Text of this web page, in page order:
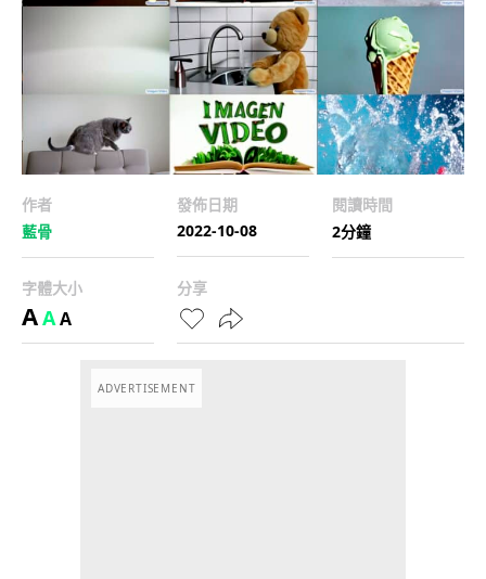
作者
藍骨
發佈日期
2022-10-08
閱讀時間
2分鐘
字體大小
AAA
分享
ADVERTISEMENT